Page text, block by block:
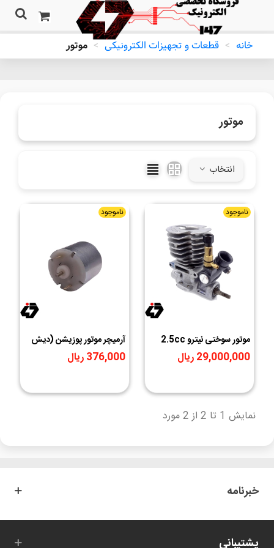
خانه > قطعات و تجهیزات الکترونیکی > موتور
موتور
انتخاب
ناموجود
موتور سوختی نیترو 2.5cc
ژاپنی مارک TOKI
29,000,000 ریال
ناموجود
آرميچر موتور پوزیشن (ديش
گردان) AGZ-528
376,000 ریال
نمایش 1 تا 2 از 2 مورد
خبرنامه
پشتیبانی